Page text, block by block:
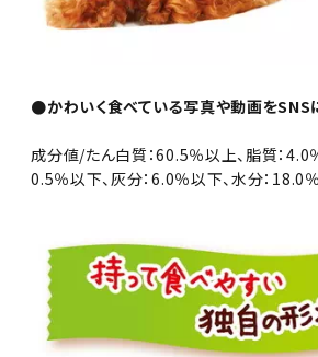
●かわいく食べている写真や動画をSNS
成分値/たん白質：60.5％以上、脂質：4.0
0.5％以下、灰分：6.0％以下、水分：18.0